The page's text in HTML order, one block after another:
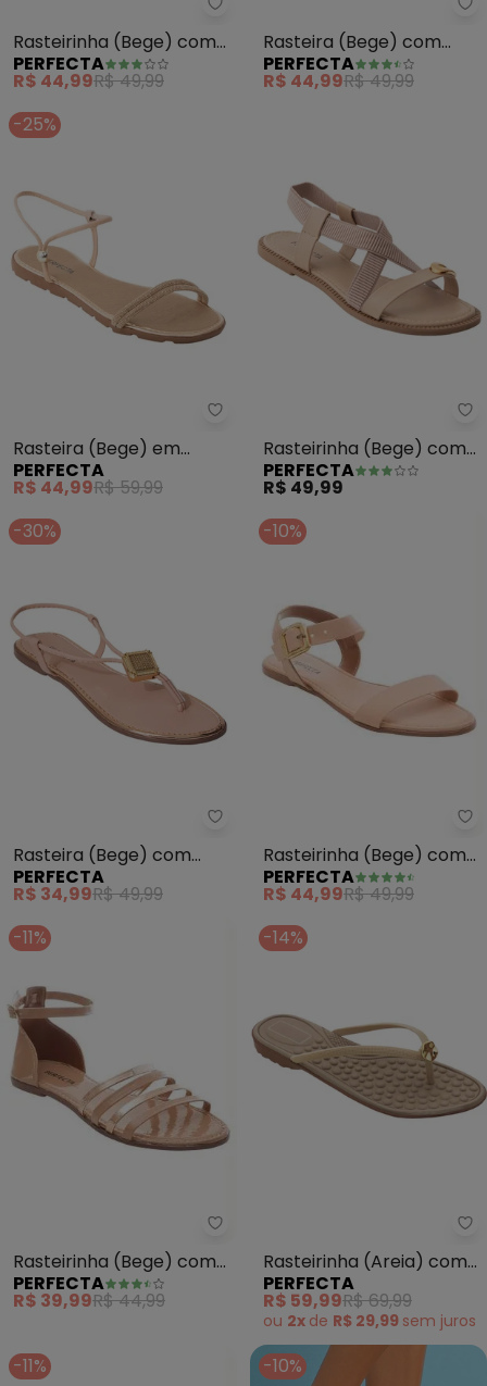
Perfecta - Rasteirinha (Bege)
Rasteirinha (Bege) com
Detalhe de Laço em
Strass
PERFECTA
R$ 44,99R$ 49,99
Rasteira (Bege) com
Adereço Dourado
PERFECTA
R$ 44,99R$ 49,99
-25%
Perfecta - Rasteira (Bege) em
Rasteira (Bege) em
Sintético com Strass
PERFECTA
R$ 44,99R$ 59,99
Rasteirinha (Bege) com
Elástico
PERFECTA
R$ 49,99
-30%
Perfecta - Rasteira (Bege)
Rasteira (Bege) com
Adereço Dourado
PERFECTA
R$ 34,99R$ 49,99
-10%
Rasteirinha (Bege) com
Fivela Dourada
PERFECTA
R$ 44,99R$ 49,99
-11%
Perfecta - Rasteirinha (Bege)
Rasteirinha (Bege) com
Tiras em Sintético Verniz
PERFECTA
R$ 39,99R$ 44,99
-14%
Rasteirinha (Areia) com
Palmilha Confort
PERFECTA
R$ 59,99R$ 69,99
ou 2x de R$ 29,99 sem juros
-11% -10%